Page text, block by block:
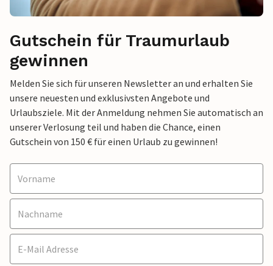
Gutschein für Traumurlaub
gewinnen
Melden Sie sich für unseren Newsletter an und erhalten Sie
unsere neuesten und exklusivsten Angebote und
Urlaubsziele. Mit der Anmeldung nehmen Sie automatisch an
unserer Verlosung teil und haben die Chance, einen
Gutschein von 150 € für einen Urlaub zu gewinnen!